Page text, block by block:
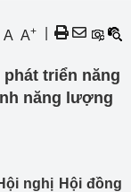
A A+
triển năng
năng lượng
nghị Hội đồng